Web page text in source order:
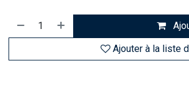
Ajouter à la liste